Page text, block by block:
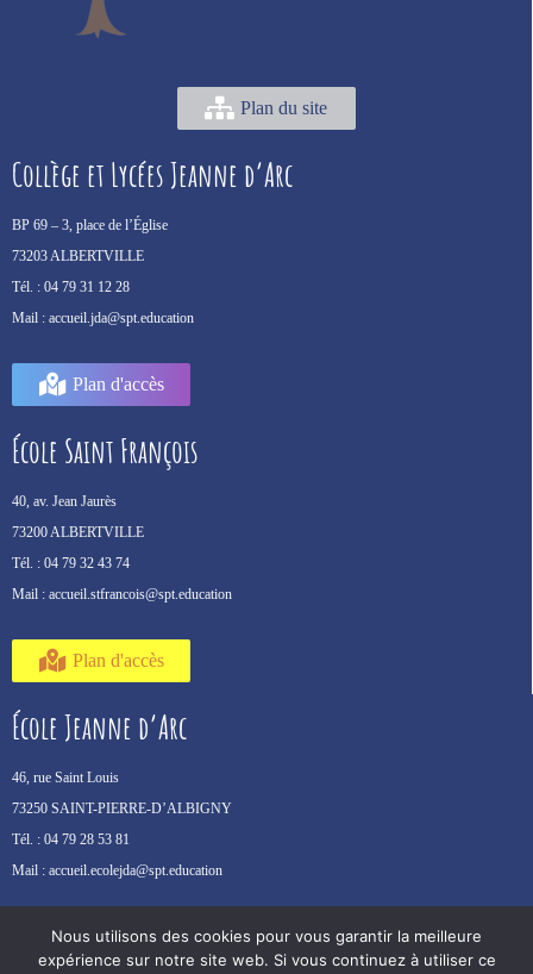
Plan du site
Collège et Lycées Jeanne d’Arc
BP 69 – 3, place de l’Église
73203 ALBERTVILLE
Tél. : 04 79 31 12 28
Mail : accueil.jda@spt.education
Plan d'accès
École Saint François
40, av. Jean Jaurès
73200 ALBERTVILLE
Tél. : 04 79 32 43 74
Mail : accueil.stfrancois@spt.education
Plan d'accès
École Jeanne d’Arc
46, rue Saint Louis
73250 SAINT-PIERRE-D’ALBIGNY
Tél. : 04 79 28 53 81
Mail : accueil.ecolejda@spt.education
Plan d'accès
Nous utilisons des cookies pour vous garantir la meilleure
expérience sur notre site web. Si vous continuez à utiliser ce